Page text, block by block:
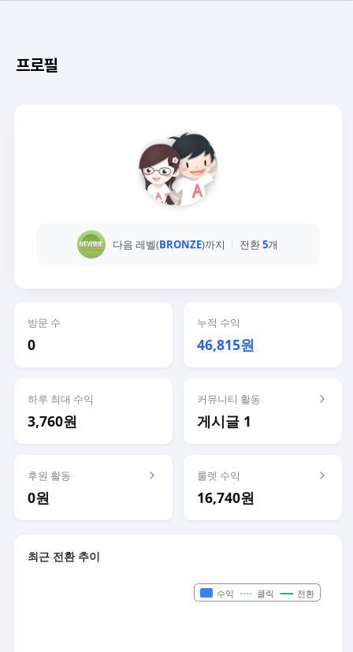
프로필
다음 레벨(BRONZE)까지 전환5개
방문 수
0
누적 수익
46,815원
하루 최대 수익
3,760원
커뮤니티 활동
게시글 1
후원 활동
0원
룰렛 수익
16,740원
최근 전환 추이